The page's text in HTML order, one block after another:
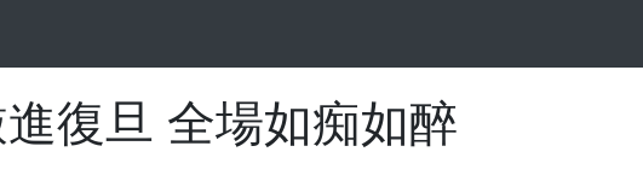
復旦 全場如痴如醉